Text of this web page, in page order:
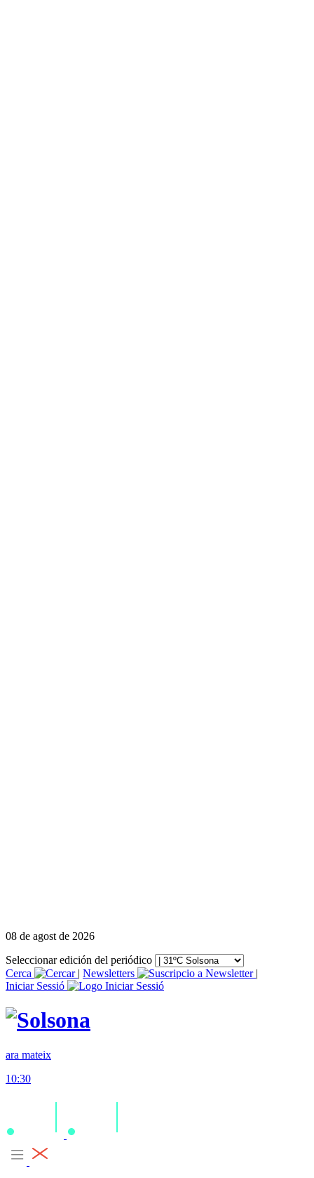
08 de agost de 2026
Seleccionar edición del periódico
Cerca
| Newsletters
|
Iniciar Sessió
ara mateix
10:30